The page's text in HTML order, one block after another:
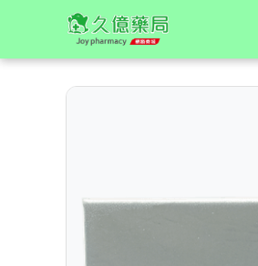
首頁 / 商店 / 第四代日本藤素